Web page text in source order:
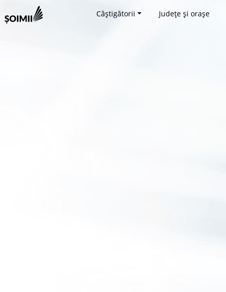
Câștigătorii Județe și orașe